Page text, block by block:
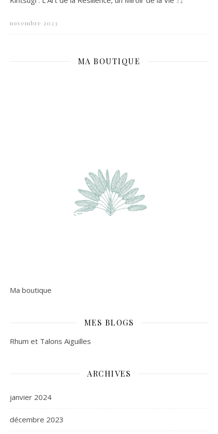
novembre 2023
MA BOUTIQUE
Ma boutique
MES BLOGS
Rhum et Talons Aiguilles
ARCHIVES
janvier 2024
décembre 2023